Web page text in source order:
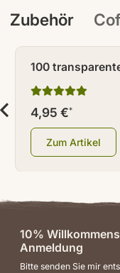
Zubehör
100
Leerkapseln
4,95 €*
Zum Artikel
10%
Anmeldung
Bitte senden Sie mir